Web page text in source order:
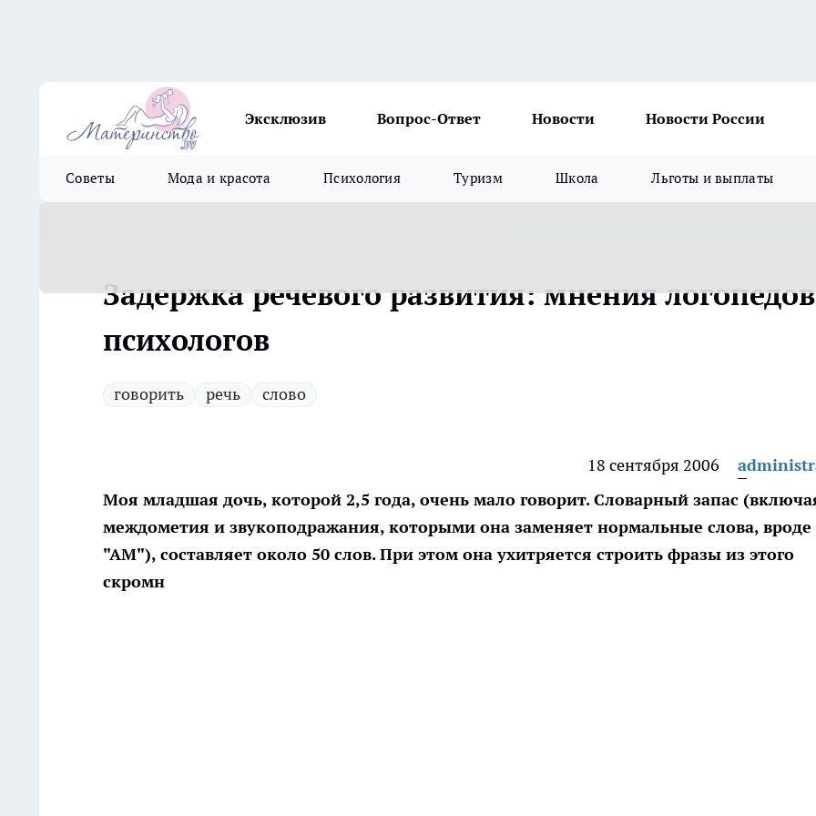
Эксклюзив Вопрос-Ответ Новости Новости России
Советы Мода и красота Психология Туризм Школа Льготы и выплаты
Задержка речевого развития: мнения
психологов
говорить речь слово
18 сентября 2006
Моя младшая дочь, которой 2,5 года, очень мало говорит. Словарный запас
междометия и звукоподражания, которыми она заменяет нормальные слова, вроде
"АМ"), составляет около 50 слов. При этом она ухитряется строить фразы из этого
скромн